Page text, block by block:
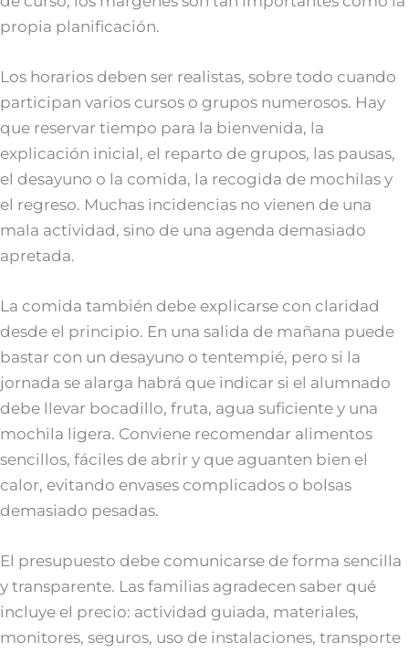
propia planificación.
Los horarios deben ser realistas, sobre todo cuando
participan varios cursos o grupos numerosos. Hay
que reservar tiempo para la bienvenida, la
explicación inicial, el reparto de grupos, las pausas,
el desayuno o la comida, la recogida de mochilas y
el regreso. Muchas incidencias no vienen de una
mala actividad, sino de una agenda demasiado
apretada.
La comida también debe explicarse con claridad
desde el principio. En una salida de mañana puede
bastar con un desayuno o tentempié, pero si la
jornada se alarga habrá que indicar si el alumnado
debe llevar bocadillo, fruta, agua suficiente y una
mochila ligera. Conviene recomendar alimentos
sencillos, fáciles de abrir y que aguanten bien el
calor, evitando envases complicados o bolsas
demasiado pesadas.
El presupuesto debe comunicarse de forma sencilla
y transparente. Las familias agradecen saber qué
incluye el precio: actividad guiada, materiales,
monitores, seguros, uso de instalaciones, transporte